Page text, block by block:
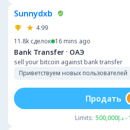
Sunnydxb
4.99
11.8k сделок 16 mins ago
Bank Transfer · ОАЭ
sell your bitcoin against bank transfer
Приветствуем новых пользователей
Limits:
Продать